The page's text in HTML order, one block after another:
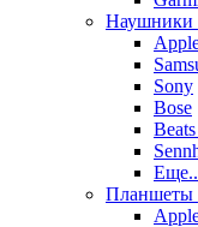
Наушники
Sony
Bose
Планшеты